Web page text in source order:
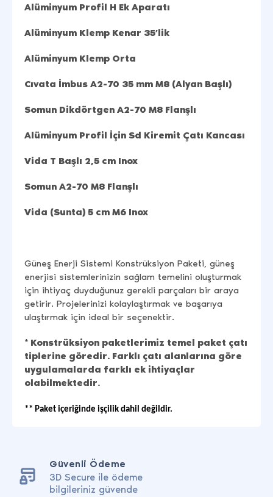
Alüminyum Profil H Ek Aparatı
Alüminyum Klemp Kenar 35’lik
Alüminyum Klemp Orta
Cıvata İmbus A2-70 35 mm M8 (Alyan Başlı)
Somun Dikdörtgen A2-70 M8 Flanşlı
Alüminyum Profil İçin Sd Kiremit Çatı Kancası
Vida T Başlı 2,5 cm Inox
Somun A2-70 M8 Flanşlı
Vida (Sunta) 5 cm M6 Inox
Güneş Enerji Sistemi Konstrüksiyon Paketi, güneş
enerjisi sistemlerinizin sağlam temelini oluşturmak
için ihtiyaç duyduğunuz gerekli parçaları bir araya
getirir. Projelerinizi kolaylaştırmak ve başarıya
ulaştırmak için ideal bir seçenektir.
* Konstrüksiyon paketlerimiz temel paket çatı
tiplerine göredir. Farklı çatı alanlarına göre
uygulamalarda farklı ek ihtiyaçlar
olabilmektedir.
** Paket içeriğinde işçilik dahil değildir.
Güvenli Ödeme
3D Secure ile ödeme
bilgileriniz güvende